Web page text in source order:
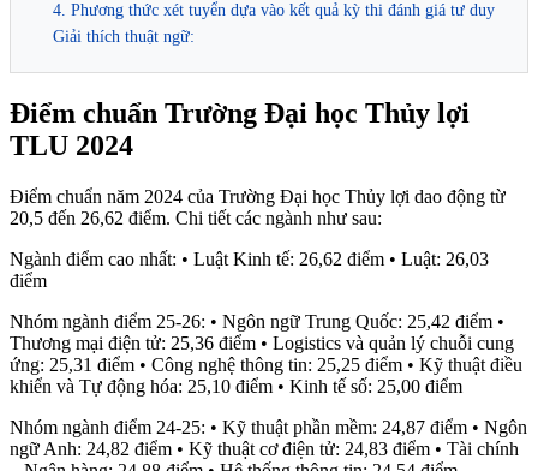
4. Phương thức xét tuyển dựa vào kết quả kỳ thi đánh giá tư duy
Giải thích thuật ngữ:
Điểm chuẩn Trường Đại học Thủy lợi
TLU 2024
Điểm chuẩn năm 2024 của Trường Đại học Thủy lợi dao động từ
20,5 đến 26,62 điểm. Chi tiết các ngành như sau:
Ngành điểm cao nhất: • Luật Kinh tế: 26,62 điểm • Luật: 26,03
điểm
Nhóm ngành điểm 25-26: • Ngôn ngữ Trung Quốc: 25,42 điểm •
Thương mại điện tử: 25,36 điểm • Logistics và quản lý chuỗi cung
ứng: 25,31 điểm • Công nghệ thông tin: 25,25 điểm • Kỹ thuật điều
khiển và Tự động hóa: 25,10 điểm • Kinh tế số: 25,00 điểm
Nhóm ngành điểm 24-25: • Kỹ thuật phần mềm: 24,87 điểm • Ngôn
ngữ Anh: 24,82 điểm • Kỹ thuật cơ điện tử: 24,83 điểm • Tài chính